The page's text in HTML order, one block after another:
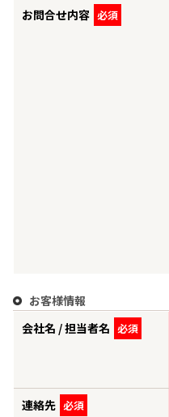
お問合せ内容 必須
お客様情報
会社名 / 担当者名 必須
連絡先 必須